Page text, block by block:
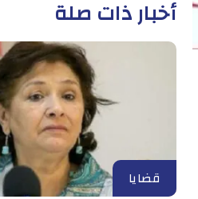
أخبار ذات صلة
قضايا